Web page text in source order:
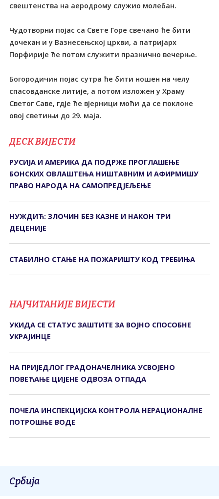
свештенства на аеродрому служио молебан.
Чудотворни појас са Свете Горе свечано ће бити
дочекан и у Вазнесењској цркви, а патријарх
Порфирије ће потом служити празнично вечерње.
Богородичин појас сутра ће бити ношен на челу
спасовданске литије, а потом изложен у Храму
Светог Саве, гдје ће вјерници моћи да се поклоне
овој светињи до 29. маја.
ДЕСК ВИЈЕСТИ
РУСИЈА И АМЕРИКА ДА ПОДРЖЕ ПРОГЛАШЕЊЕ
БОНСКИХ ОВЛАШТЕЊА НИШТАВНИМ И АФИРМИШУ
ПРАВО НАРОДА НА САМОПРЕДЈЕЉЕЊЕ
НУЖДИЋ: ЗЛОЧИН БЕЗ КАЗНЕ И НАКОН ТРИ
ДЕЦЕНИЈЕ
СТАБИЛНО СТАЊЕ НА ПОЖАРИШТУ КОД ТРЕБИЊА
НАЈЧИТАНИЈЕ ВИЈЕСТИ
УКИДА СЕ СТАТУС ЗАШТИТЕ ЗА ВОЈНО СПОСОБНЕ
УКРАЈИНЦЕ
НА ПРИЈЕДЛОГ ГРАДОНАЧЕЛНИКА УСВОЈЕНО
ПОВЕЋАЊЕ ЦИЈЕНЕ ОДВОЗА ОТПАДА
ПОЧЕЛА ИНСПЕКЦИЈСКА КОНTРОЛА НЕРАЦИОНАЛНЕ
ПОTРОШЊЕ ВОДЕ
Србија